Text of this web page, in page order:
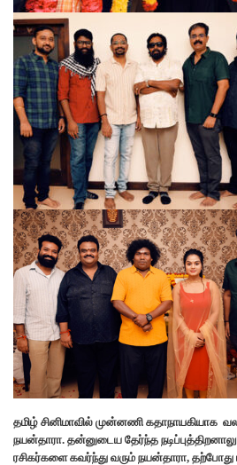
தமிழ் சினிமாவில் முன்னணி கதாநாயகியாக
நயன்தாரா. தன்னுடைய தேர்ந்த
ரசிகர்களை கவர்ந்து வரும் நயன்தாரா, தற்போது